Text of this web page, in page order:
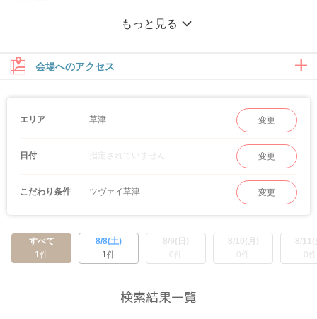
【企画】
もっと見る
会場へのアクセス
エリア 草津 変更
日付 指定されていません 変更
こだわり条件 ツヴァイ草津 変更
すべて
1件
8/8(土)
1件
8/9(日)
0件
8/10(月)
0件
8/11(
0件
検索結果一覧